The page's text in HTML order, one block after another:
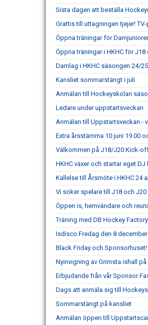
Sista dagen att beställa
Grattis till uttagningen tjejer!
Öppna träningar för
Öppna träningar i HKHC för J18
Damlag i HKHC säsongen 24/25
Kansliet sommarstängt i juli
Anmälan till Hockeyskolan
Ledare under uppstartsveckan
Anmälan till Uppstartsveckan -
Extra årsstämma 10 juni 19.00
Välkommen på J18/J20 Kick-
HKHC växer och startar eget
Kallelse till Årsmöte i HKHC 24
Vi söker spelare till J18 och
Öppen is, hemvändare och
Träning med DB Hockey
Isdisco Fredag den 8 december
Black Friday och Sponsorhuset!
Nyinvigning av Grimsta ishall
Erbjudande från vår Sponsor
Dags att anmäla sig till
Sommarstängt på kansliet
Anmälan öppen till